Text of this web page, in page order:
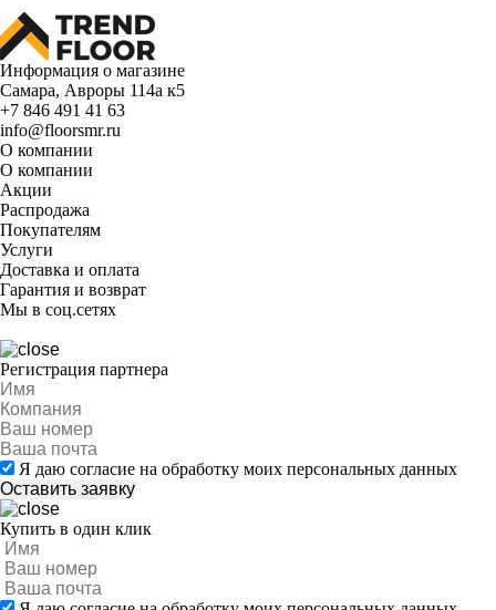
Информация о магазине
Самара, Авроры 114а к5
+7 846 491 41 63
info@floorsmr.ru
О компании
О компании
Акции
Распродажа
Покупателям
Услуги
Доставка и оплата
Гарантия и возврат
Мы в соц.сетях
Регистрация партнера
Я даю согласие на обработку моих персональных данных
Купить в один клик